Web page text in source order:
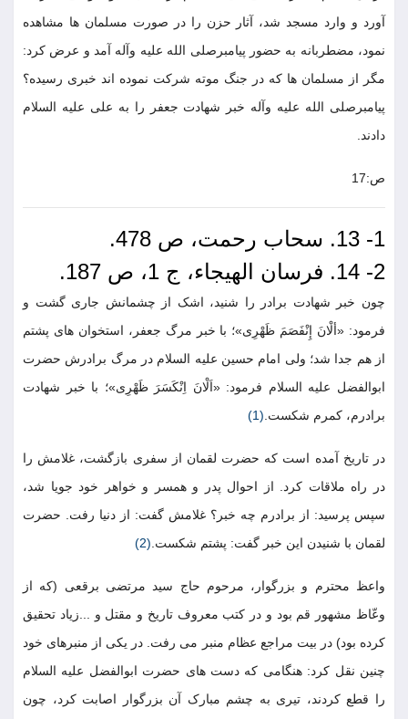
آورد و وارد مسجد شد، آثار حزن را در صورت مسلمان ها مشاهده
نمود، مضطربانه به حضور پیامبرصلی الله علیه وآله آمد و عرض کرد:
مگر از مسلمان ها که در جنگ موته شرکت نموده اند خبری رسیده؟
پیامبرصلی الله علیه وآله خبر شهادت جعفر را به علی علیه السلام
دادند.
ص:17
1- 13. سحاب رحمت، ص 478.
2- 14. فرسان الهیجاء، ج 1، ص 187.
چون خبر شهادت برادر را شنید، اشک از چشمانش جاری گشت و
فرمود: «ألْانَ إِنْفَصَمَ ظَهْرِی»؛ با خبر مرگ جعفر، استخوان های پشتم
از هم جدا شد؛ ولی امام حسین علیه السلام در مرگ برادرش حضرت
ابوالفضل علیه السلام فرمود: «اَلْانَ اِنْکَسَرَ ظَهْرِی»؛ با خبر شهادت
برادرم، کمرم شکست.(1)
در تاریخ آمده است که حضرت لقمان از سفری بازگشت، غلامش را
در راه ملاقات کرد. از احوال پدر و همسر و خواهر خود جویا شد،
سپس پرسید: از برادرم چه خبر؟ غلامش گفت: از دنیا رفت. حضرت
لقمان با شنیدن این خبر گفت: پشتم شکست.(2)
واعظ محترم و بزرگوار، مرحوم حاج سید مرتضی برقعی (که از
وعّاظ مشهور قم بود و در کتب معروف تاریخ و مقتل و ...زیاد تحقیق
کرده بود) در بیت مراجع عظام منبر می رفت. در یکی از منبرهای خود
چنین نقل کرد: هنگامی که دست های حضرت ابوالفضل علیه السلام
را قطع کردند، تیری به چشم مبارک آن بزرگوار اصابت کرد، چون